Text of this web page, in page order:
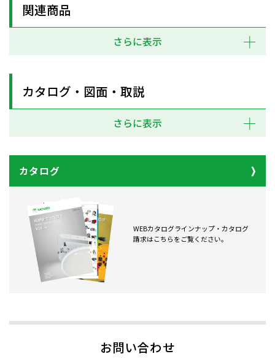
関連商品
さらに表示
カタログ・図面・取説
さらに表示
カタログ
WEBカタログラインナップ・カタログ
請求はこちらをご覧ください。
お問い合わせ